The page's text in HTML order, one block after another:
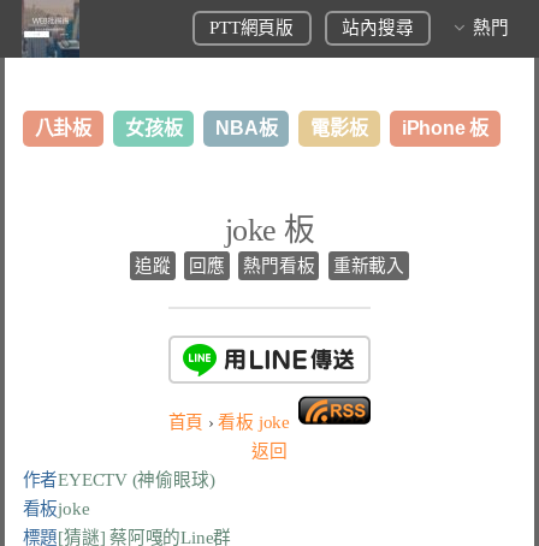
PTT網頁版 站內搜尋 熱門
八卦板 女孩板 NBA板 電影板 iPhone 板
joke 板
追蹤 回應 熱門看板 重新載入
首頁 › 看板 joke
返回
作者EYECTV (神偷眼球)
看板joke
標題[猜謎] 蔡阿嘎的Line群